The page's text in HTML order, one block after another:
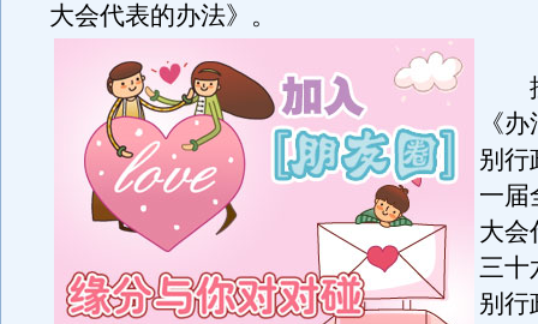
大会代表的办法》。
按
《
别行
一届
大会
三十
别行